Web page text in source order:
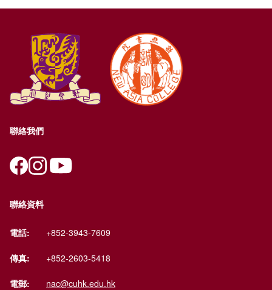
聯絡我們
聯絡資料
電話: +852-3943-7609
傳真: +852-2603-5418
電郵: nac@cuhk.edu.hk